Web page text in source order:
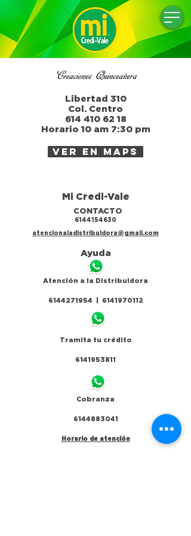
Libertad 310
Col. Centro
614 410 62 18
Horario 10 am 7:30 pm
ver en maps
Mi Credi-Vale
CONTACTO
6144154630
atencionaladistribuidora@gmail.com
Ayuda
Atención a la Distribuidora
6144271954 | 6141970112
Tramita tu crédito
6141953811
Cobranza
6144883041
Horario de atención